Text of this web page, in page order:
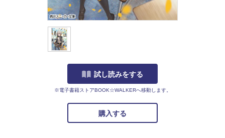
試し読みをする
※電子書籍ストアBOOK☆WALKERへ移動します。
購入する